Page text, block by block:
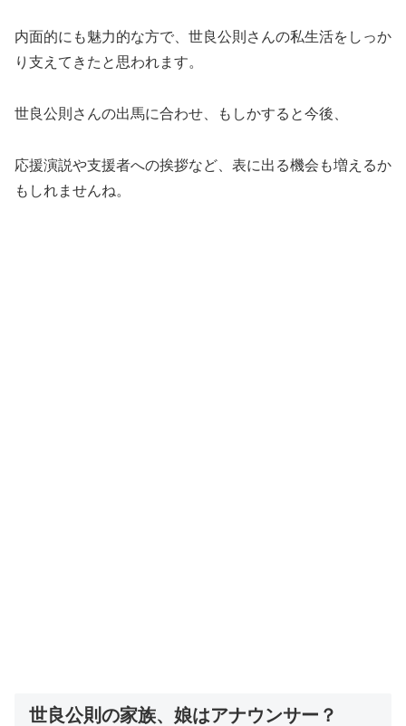
内面的にも魅力的な方で、世良公則さんの私生活をしっか
り支えてきたと思われます。
世良公則さんの出馬に合わせ、もしかすると今後、
応援演説や支援者への挨拶など、表に出る機会も増えるか
もしれませんね。
世良公則の家族、娘はアナウンサー？